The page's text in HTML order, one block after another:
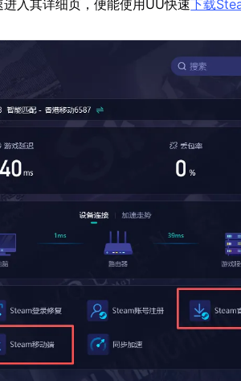
入其详细页，便能使用UU快速下载